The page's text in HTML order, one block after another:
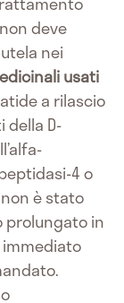
deve
nei
usati
a rilascio
della D-
4 o
è stato
prolungato in